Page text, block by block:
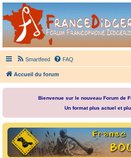
France Didgeridoo
Didgeridoo et Guimbarde sur France Didgeridoo -
Smartfeed FAQ
Accueil du forum
Bienvenue sur le nouveau Forum de
Un format plus actuel et